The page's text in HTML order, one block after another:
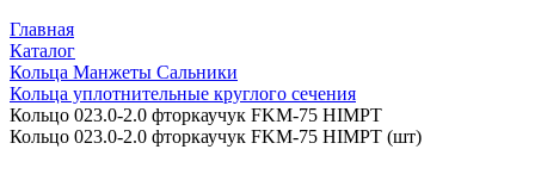
Главная
Каталог
Кольца Манжеты Сальники
Кольца уплотнительные круглого сечения
Кольцо 023.0-2.0 фторкаучук FKM-75 HIMPT
Кольцо 023.0-2.0 фторкаучук FKM-75 HIMPT (шт)